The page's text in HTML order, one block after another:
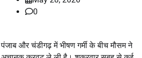
0
पंजाब और चंडीगढ़ में भीषण गर्मी के बीच मौसम ने